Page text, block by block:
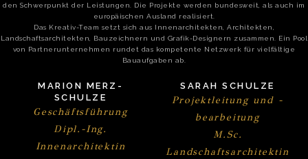
den Schwerpunkt der Leistungen. Die Projekte werden bundesweit, als auch im
europäischen Ausland realisiert.
Das Kreativ-Team setzt sich aus Innenarchitekten, Architekten,
Landschaftsarchitekten, Bauzeichnern und Grafik-Designern zusammen. Ein Pool
von Partnerunternehmen rundet das kompetente Netzwerk für vielfältige
Bauaufgaben ab.
MARION MERZ-
SCHULZE
Geschäftsführung
Dipl.-Ing.
Innenarchitektin
SARAH SCHULZE
Projektleitung und -
bearbeitung
M.Sc.
Landschaftsarchitektin